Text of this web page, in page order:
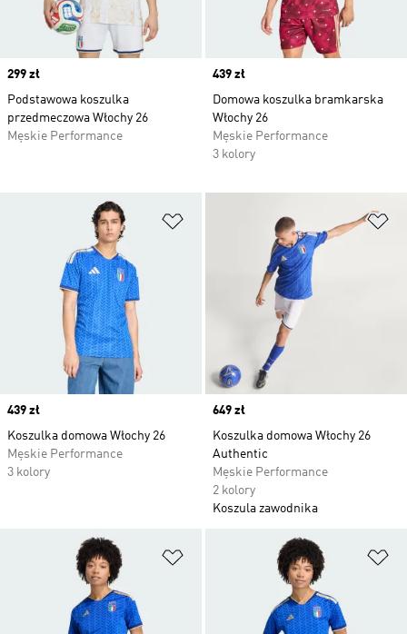
Price
299 zł
Podstawowa koszulka
przedmeczowa Włochy 26
Męskie Performance
Price
439 zł
Domowa koszulka bramkarska
Włochy 26
Męskie Performance
3 kolory
Dodaj do listy życzeń
Price
439 zł
Koszulka domowa Włochy 26
Męskie Performance
3 kolory
Price
649 zł
Koszulka domowa Włochy 26
Authentic
Męskie Performance
2 kolory
Koszula zawodnika
Dodaj do listy życzeń